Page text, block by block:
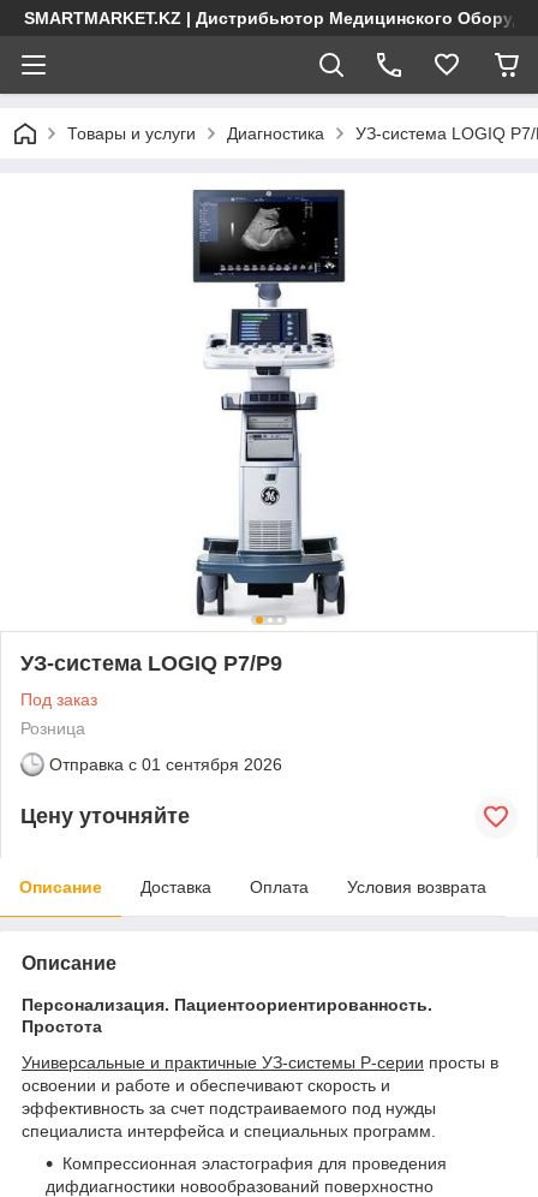
SMARTMARKET.KZ | Дистрибьютор Медицинского
Товары и услуги Диагностика УЗ-система LOGIQ
УЗ-система LOGIQ Р7/Р9
Под заказ
Розница
Отправка с 01 сентября 2026
Цену уточняйте
Описание Доставка Оплата Условия возврата
Описание
Персонализация. Пациентоориентированность.
Простота
Универсальные и практичные УЗ-системы P-серии просты в
освоении и работе и обеспечивают скорость и
эффективность за счет подстраиваемого под нужды
специалиста интерфейса и специальных программ.
Компрессионная эластография для проведения
дифдиагностики новообразований поверхностно